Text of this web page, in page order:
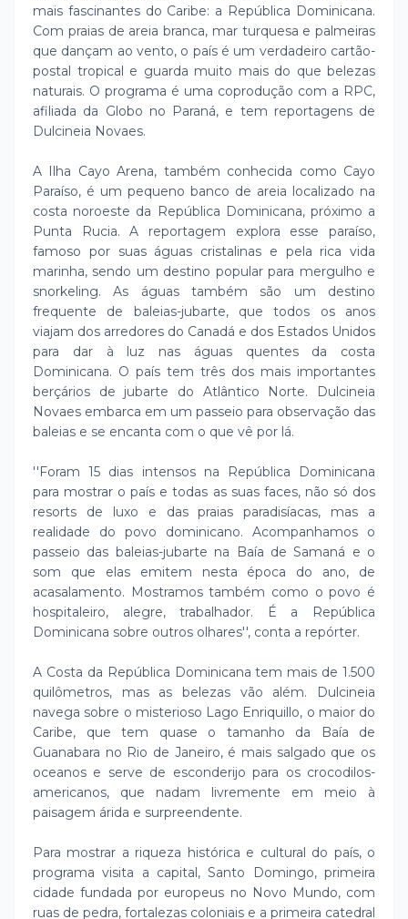
mais fascinantes do Caribe: a República Dominicana.
Com praias de areia branca, mar turquesa e palmeiras
que dançam ao vento, o país é um verdadeiro cartão-
postal tropical e guarda muito mais do que belezas
naturais. O programa é uma coprodução com a RPC,
afiliada da Globo no Paraná, e tem reportagens de
Dulcineia Novaes.
A Ilha Cayo Arena, também conhecida como Cayo
Paraíso, é um pequeno banco de areia localizado na
costa noroeste da República Dominicana, próximo a
Punta Rucia. A reportagem explora esse paraíso,
famoso por suas águas cristalinas e pela rica vida
marinha, sendo um destino popular para mergulho e
snorkeling. As águas também são um destino
frequente de baleias-jubarte, que todos os anos
viajam dos arredores do Canadá e dos Estados Unidos
para dar à luz nas águas quentes da costa
Dominicana. O país tem três dos mais importantes
berçários de jubarte do Atlântico Norte. Dulcineia
Novaes embarca em um passeio para observação das
baleias e se encanta com o que vê por lá.
''Foram 15 dias intensos na República Dominicana
para mostrar o país e todas as suas faces, não só dos
resorts de luxo e das praias paradisíacas, mas a
realidade do povo dominicano. Acompanhamos o
passeio das baleias-jubarte na Baía de Samaná e o
som que elas emitem nesta época do ano, de
acasalamento. Mostramos também como o povo é
hospitaleiro, alegre, trabalhador. É a República
Dominicana sobre outros olhares'', conta a repórter.
A Costa da República Dominicana tem mais de 1.500
quilômetros, mas as belezas vão além. Dulcineia
navega sobre o misterioso Lago Enriquillo, o maior do
Caribe, que tem quase o tamanho da Baía de
Guanabara no Rio de Janeiro, é mais salgado que os
oceanos e serve de esconderijo para os crocodilos-
americanos, que nadam livremente em meio à
paisagem árida e surpreendente.
Para mostrar a riqueza histórica e cultural do país, o
programa visita a capital, Santo Domingo, primeira
cidade fundada por europeus no Novo Mundo, com
ruas de pedra, fortalezas coloniais e a primeira catedral